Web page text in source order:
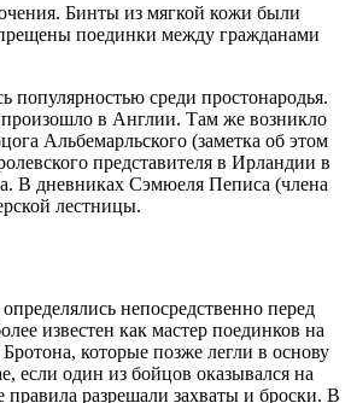
Бинты из мягкой кожи были
поединки между гражданами
популярностью среди простонародья.
произошло в Англии. Там же возникло
Альбемарльского (заметка об этом
представителя в Ирландии в
В дневниках Сэмюеля Пеписа (члена
лестницы.
непосредственно перед
известен как мастер поединков на
которые позже легли в основу
если один из бойцов оказывался на
разрешали захваты и броски. В